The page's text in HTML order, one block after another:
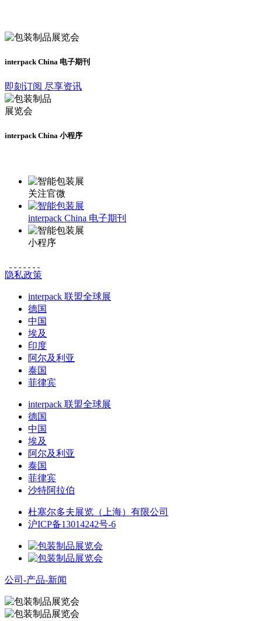
interpack China 电子期刊
即刻订阅 尽享资讯
interpack China 小程序
关注官微
interpack China 电子期刊
小程序
隐私政策
interpack 联盟全球展
德国
中国
埃及
印度
阿尔及利亚
泰国
菲律宾
interpack 联盟全球展
德国
中国
埃及
阿尔及利亚
泰国
菲律宾
沙特阿拉伯
杜塞尔多夫展览（上海）有限公司
沪ICP备13014242号-6
公司-产品-新闻